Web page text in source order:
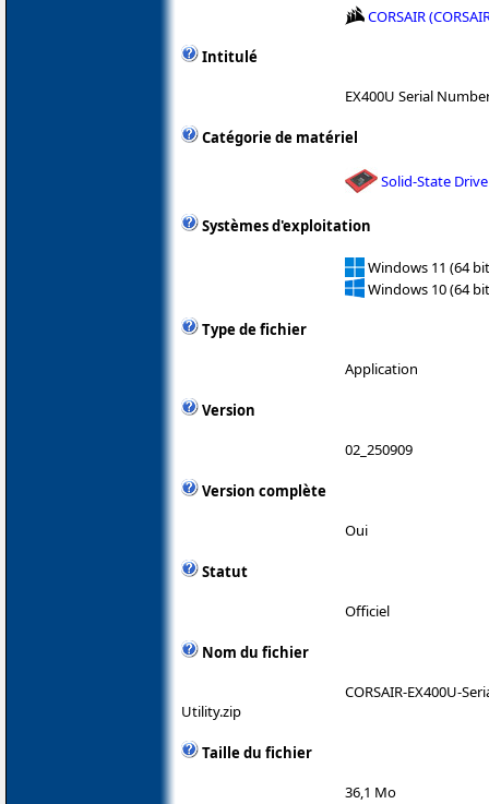
CORSAIR
Intitulé
EX400U Serial
Catégorie de matériel
Solid-State Drive
Systèmes d'exploitation
Windows 11 (64
Windows 10 (64
Type de fichier
Application
Version
02_250909
Version complète
Oui
Statut
Officiel
Nom du fichier
CORSAIR-EX400U-
Utility.zip
Taille du fichier
36,1 Mo